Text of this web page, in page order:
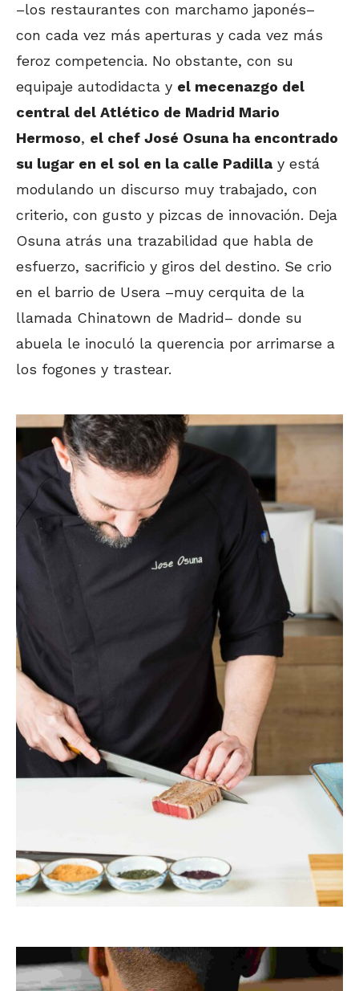
–los restaurantes con marchamo japonés–
con cada vez más aperturas y cada vez más
feroz competencia. No obstante, con su
equipaje autodidacta y el mecenazgo del
central del Atlético de Madrid Mario
Hermoso, el chef José Osuna ha encontrado
su lugar en el sol en la calle Padilla y está
modulando un discurso muy trabajado, con
criterio, con gusto y pizcas de innovación. Deja
Osuna atrás una trazabilidad que habla de
esfuerzo, sacrificio y giros del destino. Se crio
en el barrio de Usera –muy cerquita de la
llamada Chinatown de Madrid– donde su
abuela le inoculó la querencia por arrimarse a
los fogones y trastear.